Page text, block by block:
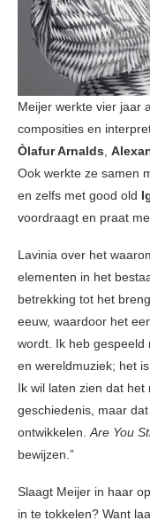
Meijer werkte vier jaar
composities en
Òlafur Arnalds,
Ook werkte ze samen
en zelfs met good old
voordraagt en praat
Lavinia over het
elementen in het
betrekking tot het
eeuw, waardoor het
wordt. Ik heb gespeeld
en wereldmuziek; het
Ik wil laten zien dat
geschiedenis, maar
ontwikkelen.Are You
bewijzen.”
Slaagt Meijer in haar
in te tokkelen? Want